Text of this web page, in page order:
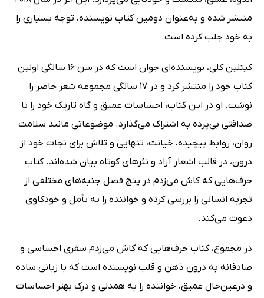
منتشر شده و به‌عنوان دومین کتاب نویسنده، توجه بسیاری را
به خود جلب کرده است.
کیتلین کلی، نویسنده‌ای جوان است که در سن 16 سالگی اولین
کتاب خود را منتشر کرد و در 17 سالگی مجموعه شعر حاضر را
نوشت. او در این کتاب، احساسات عمیق و گاه تاریک خود را با
صداقتی بی‌پرده به اشتراک می‌گذارد. موضوعاتی مانند سلامت
روان، روابط پیچیده، خیانت، تنهایی و تلاش برای نجات خود از
درون، در قالب اشعار آزاد و نثرهای کوتاه بیان شده‌اند. کتاب
حرف‌هایی که کاش می‌زدم در پنج فصل جنبه‌های مختلفی از
تجربه انسانی را بررسی کرده و خواننده را به تأمل و خودکاوی
دعوت می‌کند.
در مجموع، کتاب حرف‌هایی که کاش می‌زدم سفری احساسی و
صادقانه به درون ذهن و قلب نویسنده است که با زبانی ساده
و درعین‌حال عمیق، خواننده را به همدلی و درک بهتر احساسات